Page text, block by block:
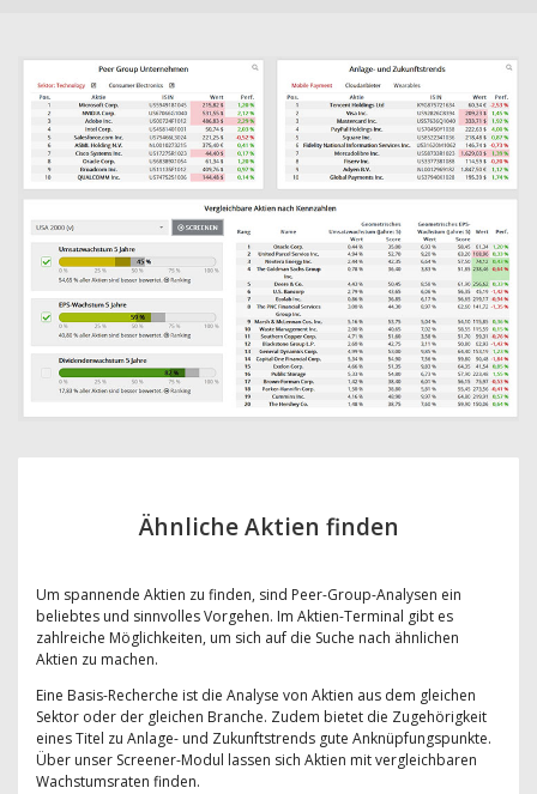
Ähnliche Aktien finden
Um spannende Aktien zu finden, sind Peer-Group-Analysen ein
beliebtes und sinnvolles Vorgehen. Im Aktien-Terminal gibt es
zahlreiche Möglichkeiten, um sich auf die Suche nach ähnlichen
Aktien zu machen.
Eine Basis-Recherche ist die Analyse von Aktien aus dem gleichen
Sektor oder der gleichen Branche. Zudem bietet die Zugehörigkeit
eines Titel zu Anlage- und Zukunftstrends gute Anknüpfungspunkte.
Über unser Screener-Modul lassen sich Aktien mit vergleichbaren
Wachstumsraten finden.